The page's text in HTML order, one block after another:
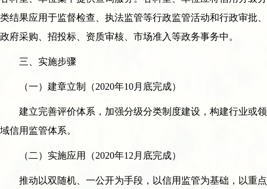
类结果应用于监督检查、执法监管等行政监管活动和行政审批、
政府采购、招投标、资质审核、市场准入等政务事务中。
三、实施步骤
（一）建章立制（2020年10月底完成）
建立完善评价体系，加强分级分类制度建设，构建行业或领
域信用监管体系。
（二）实施应用（2020年12月底完成）
推动以双随机、一公开为手段，以信用监管为基础，以重点